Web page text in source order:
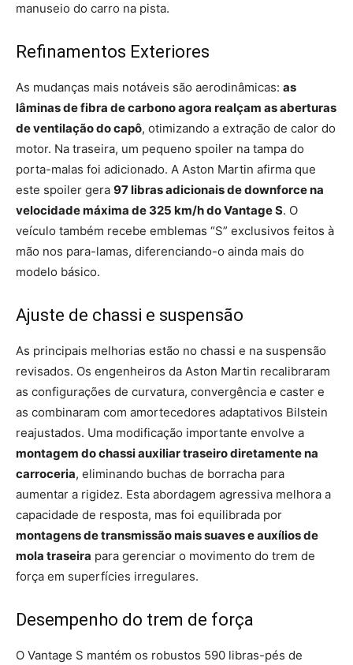
manuseio do carro na pista.
Refinamentos Exteriores
As mudanças mais notáveis são aerodinâmicas: as
lâminas de fibra de carbono agora realçam as aberturas
de ventilação do capô, otimizando a extração de calor do
motor. Na traseira, um pequeno spoiler na tampa do
porta-malas foi adicionado. A Aston Martin afirma que
este spoiler gera 97 libras adicionais de downforce na
velocidade máxima de 325 km/h do Vantage S. O
veículo também recebe emblemas “S” exclusivos feitos à
mão nos para-lamas, diferenciando-o ainda mais do
modelo básico.
Ajuste de chassi e suspensão
As principais melhorias estão no chassi e na suspensão
revisados. Os engenheiros da Aston Martin recalibraram
as configurações de curvatura, convergência e caster e
as combinaram com amortecedores adaptativos Bilstein
reajustados. Uma modificação importante envolve a
montagem do chassi auxiliar traseiro diretamente na
carroceria, eliminando buchas de borracha para
aumentar a rigidez. Esta abordagem agressiva melhora a
capacidade de resposta, mas foi equilibrada por
montagens de transmissão mais suaves e auxílios de
mola traseira para gerenciar o movimento do trem de
força em superfícies irregulares.
Desempenho do trem de força
O Vantage S mantém os robustos 590 libras-pés de